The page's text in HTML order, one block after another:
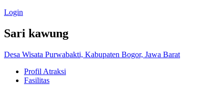
Login
Sari kawung
Desa Wisata Purwabakti, Kabupaten Bogor, Jawa Barat
Profil Atraksi
Fasilitas